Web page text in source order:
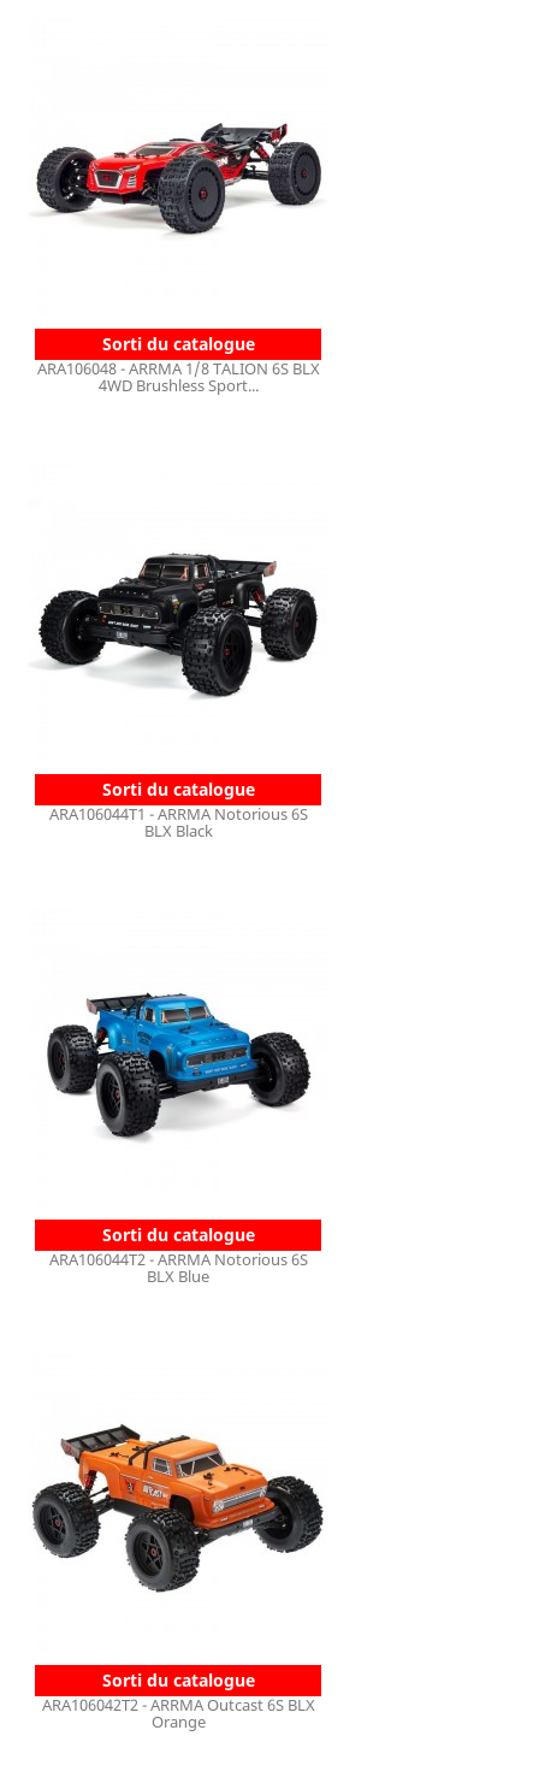
Sorti du catalogue
ARA106048 - ARRMA 1/8 TALION 6S BLX
4WD Brushless Sport...
Sorti du catalogue
ARA106044T1 - ARRMA Notorious 6S
BLX Black
Sorti du catalogue
ARA106044T2 - ARRMA Notorious 6S
BLX Blue
Sorti du catalogue
ARA106042T2 - ARRMA Outcast 6S BLX
Orange